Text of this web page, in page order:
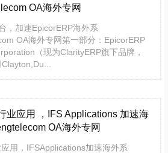
OA海外专网
，加速EpicorERP海外系
OA海外专网第一部分：EpicorERP
（现为ClarityERP旗下品牌，
业应用 ，IFS Applications 加速海
OA海外专网
用，IFSApplications加速海外系